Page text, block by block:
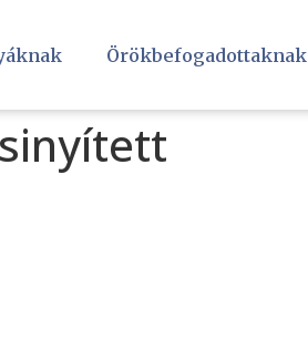
Örökbefogadottaknak